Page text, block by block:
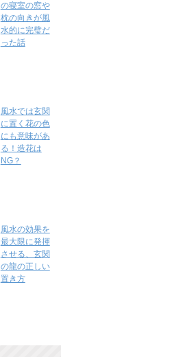
の寝室の窓や
枕の向きが風
水的に完璧だ
った話
風水では玄関
に置く花の色
にも意味があ
る！造花は
NG？
風水の効果を
最大限に発揮
させる、玄関
の龍の正しい
置き方